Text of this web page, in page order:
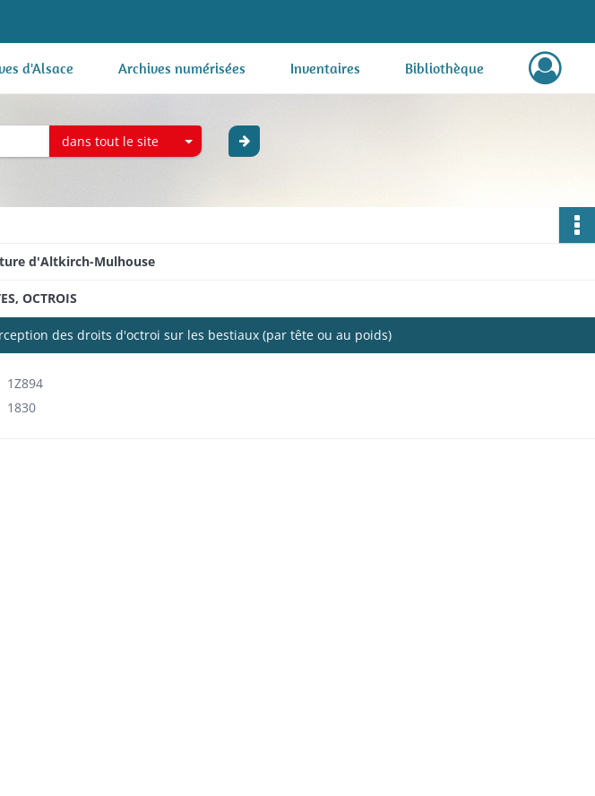
d'Alsace Archives numérisées Inventaires Bibliothèque
dans tout le site
d'Altkirch-Mulhouse
OCTROIS
des droits d'octroi sur les bestiaux (par tête ou au poids)
1Z894
1830